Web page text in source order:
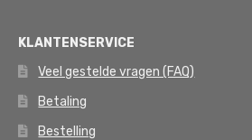
KLANTENSERVICE
Veel gestelde vragen (FAQ)
Betaling
Bestelling